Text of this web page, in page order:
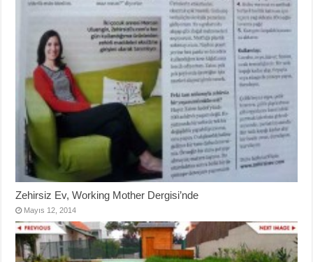
Zehirsiz Ev, Working Mother Dergisi’nde
Mayıs 12, 2014